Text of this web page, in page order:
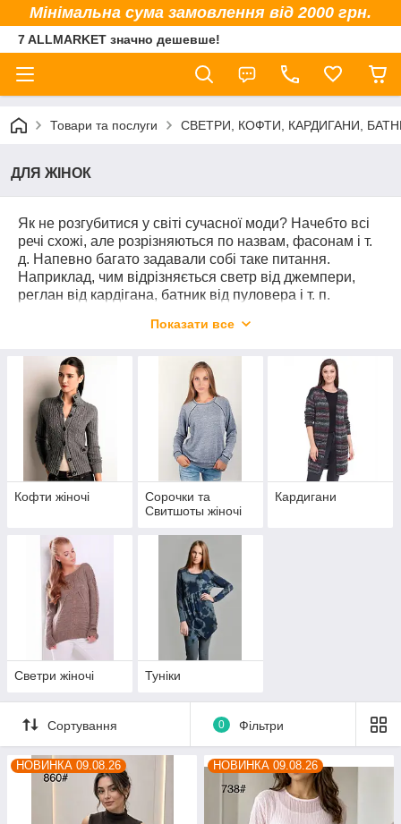
Мінімальна сума замовлення від 2000 грн.
7 ALLMARKET значно дешевше!
Товари та послуги СВЕТРИ, КОФТИ, КАРДИГАНИ,
ДЛЯ ЖІНОК
Як не розгубитися у світі сучасної моди? Начебто всі
речі схожі, але розрізняються по назвам, фасонам і т.
д. Напевно багато задавали собі таке питання.
Наприклад, чим відрізняється светр від джемпери,
реглан від кардігана, батник від пуловера і т. п.
Показати все
Кофти жіночі
Сорочки та
Свитшоты жіночі
Кардигани
Светри жіночі Туніки
Сортування 0 Фільтри
НОВИНКА 09.08.26 НОВИНКА 09.08.26